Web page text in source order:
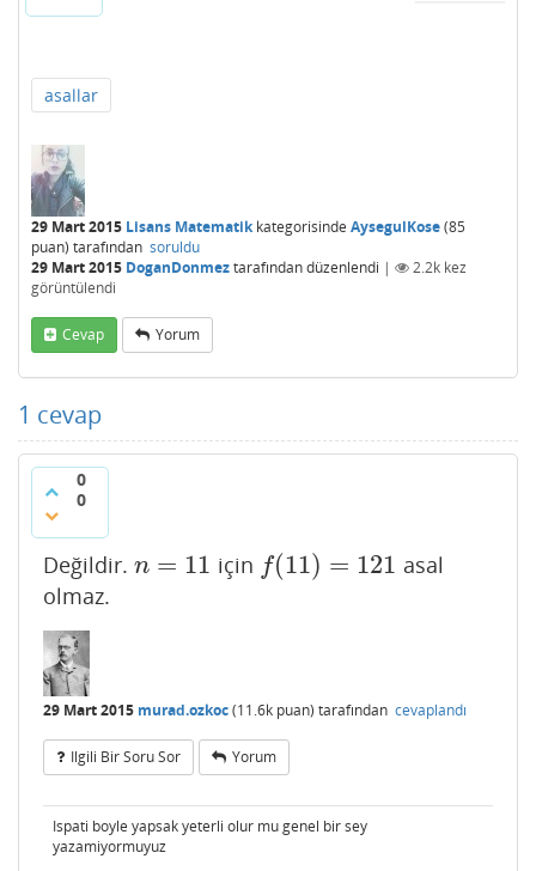
asallar
29 Mart 2015 Lisans Matematikkategorisinde AysegulKose(85
puan) tarafından soruldu
29 Mart 2015 DoganDonmeztarafındandüzenlendi | 2.2k kez
görüntülendi
Cevap Yorum
1 cevap
0
0
Değildir. n = 11
n=11 için f(11) = 121
f(11)=121
asal
olmaz.
29 Mart 2015 murad.ozkoc(11.6k puan) tarafından cevaplandı
Ilgili Bir Soru Sor Yorum
Ispati boyle yapsak yeterli olur mu genel bir sey
yazamiyormuyuz